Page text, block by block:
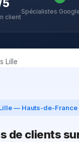
client
Spécialistes
Lille
— Hauts-de-France
de clients